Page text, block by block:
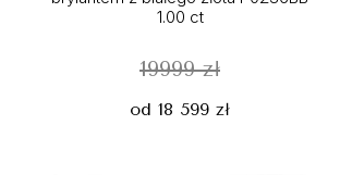
1.00 ct
19999 zł
od 18 599 zł